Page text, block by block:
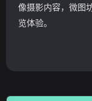
像摄影内容，微图
览体验。